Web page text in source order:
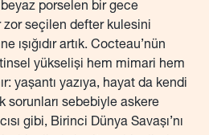
porselen bir gece
zor seçilen defter kulesini
ışığıdır artık. Cocteau’nün
yükselişi hem mimari hem
yaşantı yazıya, hayat da kendi
sorunları sebebiyle askere
gibi, Birinci Dünya Savaşı’nı